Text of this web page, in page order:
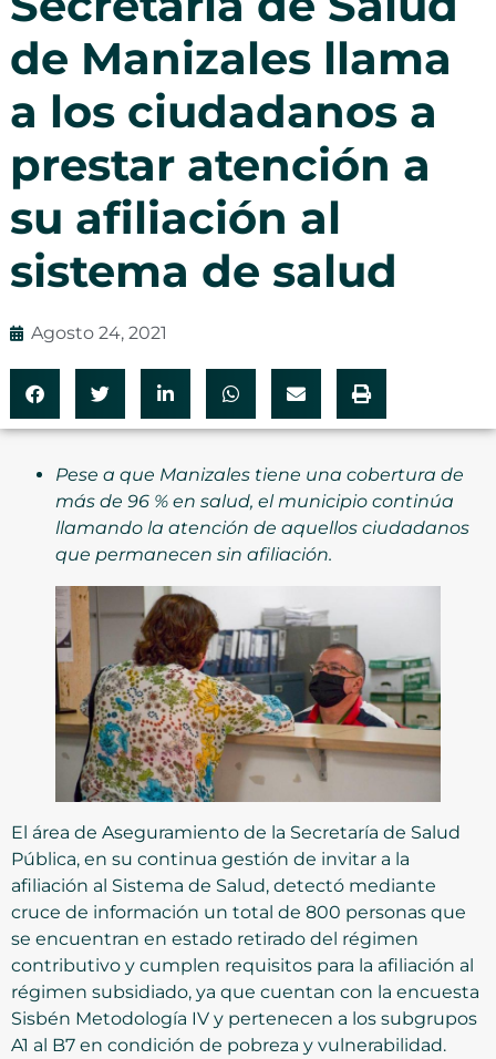
de Manizales llama
a los ciudadanos a
prestar atención a
su afiliación al
sistema de salud
Agosto 24, 2021
Pese a que Manizales tiene una cobertura de
más de 96 % en salud, el municipio continúa
llamando la atención de aquellos ciudadanos
que permanecen sin afiliación.
El área de Aseguramiento de la Secretaría de Salud
Pública, en su continua gestión de invitar a la
afiliación al Sistema de Salud, detectó mediante
cruce de información un total de 800 personas que
se encuentran en estado retirado del régimen
contributivo y cumplen requisitos para la afiliación al
régimen subsidiado, ya que cuentan con la encuesta
Sisbén Metodología IV y pertenecen a los subgrupos
A1 al B7 en condición de pobreza y vulnerabilidad.